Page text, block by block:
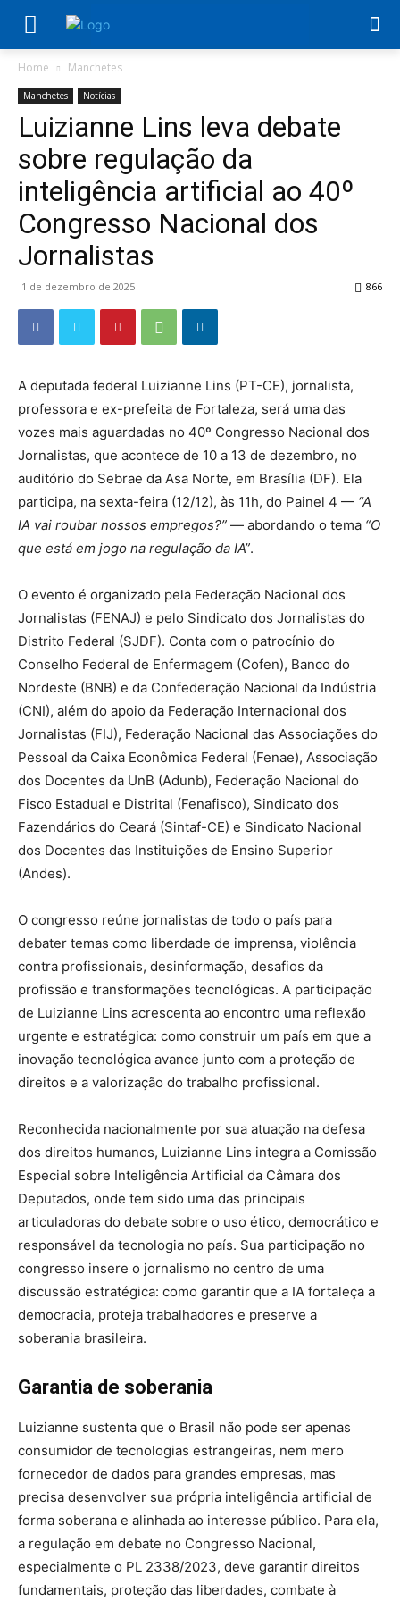
Home Manchetes
Manchetes Notícias
Luizianne Lins leva debate
sobre regulação da
inteligência artificial ao 40º
Congresso Nacional dos
Jornalistas
1 de dezembro de 2025 866
A deputada federal Luizianne Lins (PT-CE), jornalista,
professora e ex-prefeita de Fortaleza, será uma das
vozes mais aguardadas no 40º Congresso Nacional dos
Jornalistas, que acontece de 10 a 13 de dezembro, no
auditório do Sebrae da Asa Norte, em Brasília (DF). Ela
participa, na sexta-feira (12/12), às 11h, do Painel 4 — “A
IA vai roubar nossos empregos?” — abordando o tema “O
que está em jogo na regulação da IA”.
O evento é organizado pela Federação Nacional dos
Jornalistas (FENAJ) e pelo Sindicato dos Jornalistas do
Distrito Federal (SJDF). Conta com o patrocínio do
Conselho Federal de Enfermagem (Cofen), Banco do
Nordeste (BNB) e da Confederação Nacional da Indústria
(CNI), além do apoio da Federação Internacional dos
Jornalistas (FIJ), Federação Nacional das Associações do
Pessoal da Caixa Econômica Federal (Fenae), Associação
dos Docentes da UnB (Adunb), Federação Nacional do
Fisco Estadual e Distrital (Fenafisco), Sindicato dos
Fazendários do Ceará (Sintaf-CE) e Sindicato Nacional
dos Docentes das Instituições de Ensino Superior
(Andes).
O congresso reúne jornalistas de todo o país para
debater temas como liberdade de imprensa, violência
contra profissionais, desinformação, desafios da
profissão e transformações tecnológicas. A participação
de Luizianne Lins acrescenta ao encontro uma reflexão
urgente e estratégica: como construir um país em que a
inovação tecnológica avance junto com a proteção de
direitos e a valorização do trabalho profissional.
Reconhecida nacionalmente por sua atuação na defesa
dos direitos humanos, Luizianne Lins integra a Comissão
Especial sobre Inteligência Artificial da Câmara dos
Deputados, onde tem sido uma das principais
articuladoras do debate sobre o uso ético, democrático e
responsável da tecnologia no país. Sua participação no
congresso insere o jornalismo no centro de uma
discussão estratégica: como garantir que a IA fortaleça a
democracia, proteja trabalhadores e preserve a
soberania brasileira.
Garantia de soberania
Luizianne sustenta que o Brasil não pode ser apenas
consumidor de tecnologias estrangeiras, nem mero
fornecedor de dados para grandes empresas, mas
precisa desenvolver sua própria inteligência artificial de
forma soberana e alinhada ao interesse público. Para ela,
a regulação em debate no Congresso Nacional,
especialmente o PL 2338/2023, deve garantir direitos
fundamentais, proteção das liberdades, combate à